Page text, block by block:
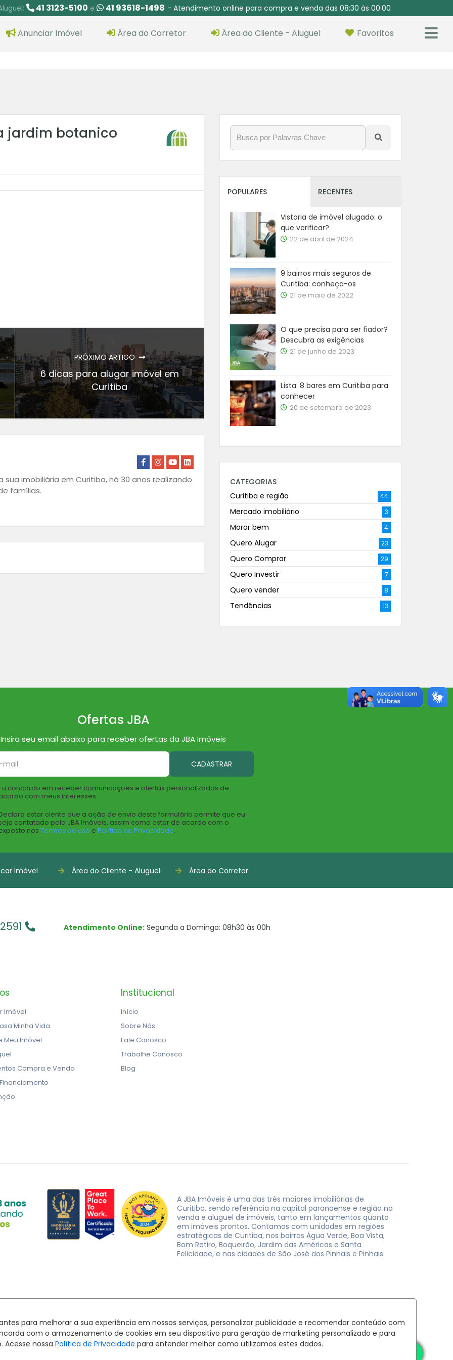
41 3123-5100 e 41 93618-1498 - Atendimento online para compra e venda das 08:30 às 00:00
Anunciar Imóvel Área do Corretor Área do Cliente - Aluguel Favoritos
para melhorar a sua experiência em nossos serviços, personalizar publicidade e recomendar conteúdo com
com o armazenamento de cookies em seu dispositivo para geração de marketing personalizado e para
Acesse nossa Política de Privacidade para entender melhor como utilizamos estes dados.
jardim botanico
PRÓXIMO ARTIGO
6 dicas para alugar imóvel em
Curitiba
sua imobiliária em Curitiba, há 30 anos realizando
famílias.
POPULARES RECENTES
Vistoria de imóvel alugado: o
que verificar?
22 de abril de 2024
9 bairros mais seguros de
Curitiba: conheça-os
21 de maio de 2022
O que precisa para ser fiador?
Descubra as exigências
21 de junho de 2023
Lista: 8 bares em Curitiba para
conhecer
20 de setembro de 2023
CATEGORIAS
Curitiba e região
44
Mercado imobiliário 3
Morar bem 4
Quero Alugar 23
Quero Comprar 29
Quero Investir 7
Quero vender 8
Tendências 13
Ofertas JBA
Insira seu email abaixo para receber ofertas da JBA Imóveis
CADASTRAR
concordo em receber comunicações e ofertas personalizadas de
com meus interesses.
estar ciente que a ação de envio deste formulário permite que eu
contatado pela JBA Imóveis, assim como estar de acordo com o
nos Termos de uso e Política de Privacidade.
Imóvel Área do Cliente - Aluguel Área do Corretor
Atendimento Online: Segunda a Domingo: 08h30 às 00h
Imóvel
Minha Vida
Meu Imóvel
Compra e Venda
Institucional
Início
Sobre Nós
Fale Conosco
Trabalhe Conosco
Blog
A JBA Imóveis é uma das três maiores imobiliárias de
Curitiba, sendo referência na capital paranaense e região na
venda e aluguel de imóveis, tanto em lançamentos quanto
em imóveis prontos. Contamos com unidades em regiões
estratégicas de Curitiba, nos bairros Água Verde, Boa Vista,
Bom Retiro, Boqueirão, Jardim das Américas e Santa
Felicidade, e nas cidades de São José dos Pinhais e Pinhais.
Política de privacidade
Termos de uso
Feito com
pelo time daRocketImob | Site para Imobiliária